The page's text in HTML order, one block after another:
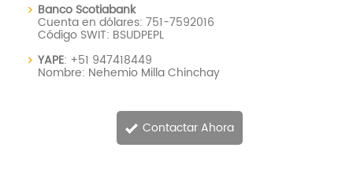
Banco Scotiabank
Cuenta en dólares: 751-7592016
Código SWIT: BSUDPEPL
YAPE: +51 947418449
Nombre: Nehemio Milla Chinchay
Contactar Ahora